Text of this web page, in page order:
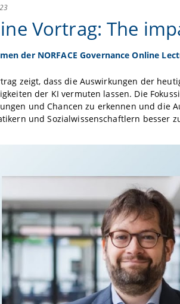
Vortrag: The
der NORFACE Governance Online
zeigt, dass die Auswirkungen der
der KI vermuten lassen. Die
und Chancen zu erkennen und die
und Sozialwissenschaftlern besser